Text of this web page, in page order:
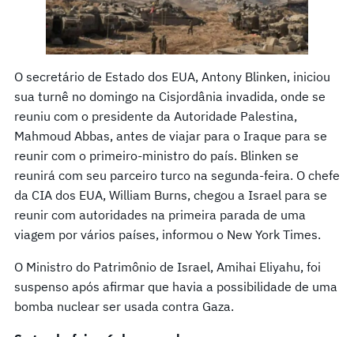
O secretário de Estado dos EUA, Antony Blinken, iniciou
sua turnê no domingo na Cisjordânia invadida, onde se
reuniu com o presidente da Autoridade Palestina,
Mahmoud Abbas, antes de viajar para o Iraque para se
reunir com o primeiro-ministro do país. Blinken se
reunirá com seu parceiro turco na segunda-feira. O chefe
da CIA dos EUA, William Burns, chegou a Israel para se
reunir com autoridades na primeira parada de uma
viagem por vários países, informou o New York Times.
O Ministro do Patrimônio de Israel, Amihai Eliyahu, foi
suspenso após afirmar que havia a possibilidade de uma
bomba nuclear ser usada contra Gaza.